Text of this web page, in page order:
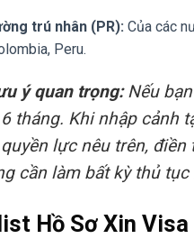
trú nhân (PR): Của các
Peru.
ý quan trọng:Nếu bạn
tháng. Khi nhập cảnh
quyền lực nêu trên,
cần làm bất kỳ thủ
Hồ Sơ Xin